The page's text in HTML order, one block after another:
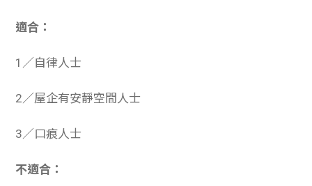
適合：
1／自律人士
2／屋企有安靜空間人士
3／口痕人士
不適合：